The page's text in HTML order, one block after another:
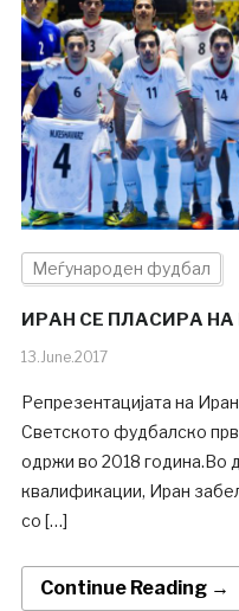
Меѓународен фудбал
ИРАН СЕ ПЛАСИРА
13.June.2017
Репрезентацијата на
Светското фудбалско
одржи во 2018 година.Во
квалификации, Иран
со […]
Continue Reading →